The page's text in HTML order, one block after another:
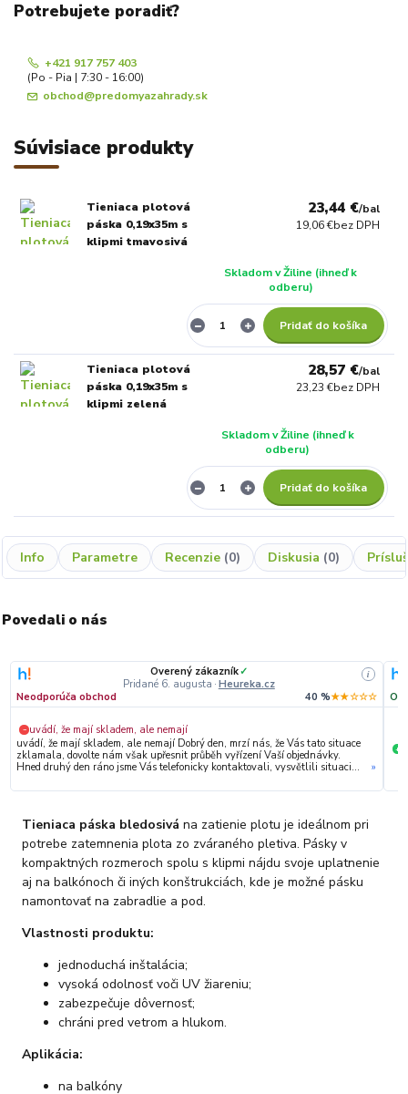
Potrebujete poradiť?
+421 917 757 403
(Po - Pia | 7:30 - 16:00)
obchod@predomyazahrady.sk
Súvisiace produkty
Tieniaca plotová
páska 0,19x35m s
klipmi tmavosivá
23,44 €/bal
19,06 €bez DPH
Skladom v Žiline (ihneď k
odberu)
Pridať do košíka
Tieniaca plotová
páska 0,19x35m s
klipmi zelená
28,57 €/bal
23,23 €bez DPH
Skladom v Žiline (ihneď k
odberu)
Pridať do košíka
Info Parametre Recenzie 0 Diskusia 0
Povedali o nás
Overený zákazník✓
Pridané 6. augusta · Heureka.cz
i
Neodporúča obchod 40 %★★☆☆☆
− uvádí, že mají skladem, ale nemají
uvádí, že mají skladem, ale nemají Dobrý den, mrzí nás, že Vás tato situace
zklamala, dovolte nám však upřesnit průběh vyřízení Vaší objednávky.
Hned druhý den ráno jsme Vás telefonicky kontaktovali, vysvětlili situaci
přímo u dodavatele. Jelikož zboží nebylo k dispozici ani u něj, museli jsme
i přes naši okamžitou reakci, osobní telefonát a maximální snahu náš
obchod nedoporučujete. Věříme, že nám v budoucnu dáte příležitost
přesvědčit Vás o kvalitě našich služeb. Tým OZY.market
»
+
Tieniaca páska bledosivá na zatienie plotu je ideálnom pri
potrebe zatemnenia plota zo zváraného pletiva. Pásky v
kompaktných rozmeroch spolu s klipmi nájdu svoje uplatnenie
aj na balkónoch či iných konštrukciách, kde je možné pásku
namontovať na zabradlie a pod.
Vlastnosti produktu:
jednoduchá inštalácia;
vysoká odolnosť voči UV žiareniu;
zabezpečuje dôvernosť;
chráni pred vetrom a hlukom.
Aplikácia:
na balkóny